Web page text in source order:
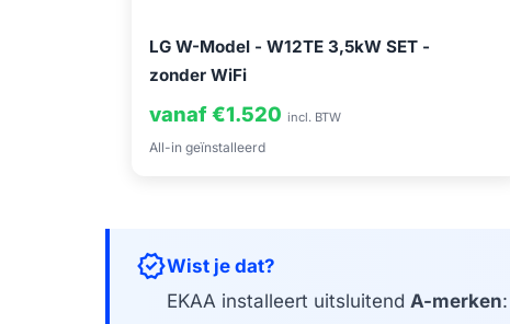
LG W-Model - W12TE 3,5kW SET -
zonder WiFi
vanaf €1.520 incl. BTW
All-in geïnstalleerd
verifiedWist je dat?
EKAA installeert uitsluitend A-merken